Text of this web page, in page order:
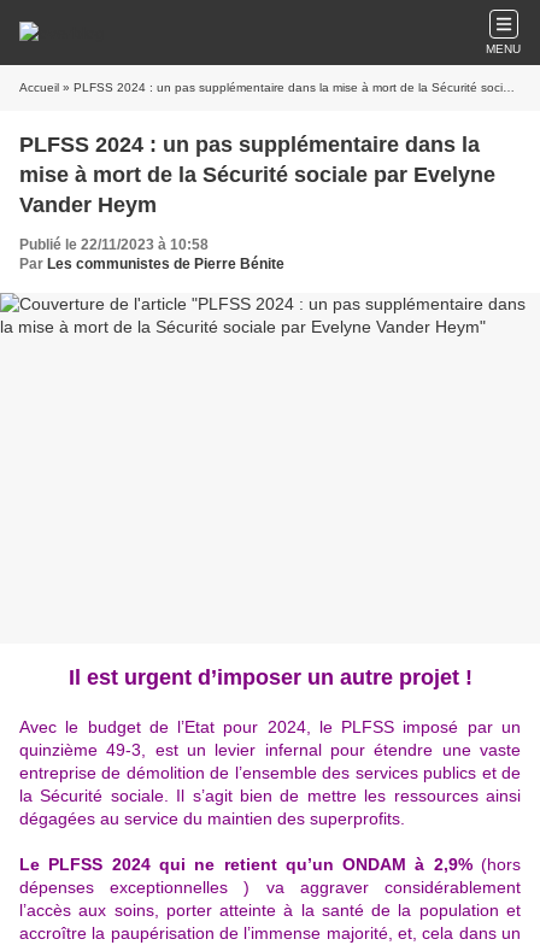
MENU
Accueil » PLFSS 2024 : un pas supplémentaire dans la mise à mort de la Sécurité sociale par Evelyne Vander Heym
PLFSS 2024 : un pas supplémentaire dans la
mise à mort de la Sécurité sociale par Evelyne
Vander Heym
Publié le 22/11/2023 à 10:58
Par Les communistes de Pierre Bénite
Il est urgent d’imposer un autre projet !
Avec le budget de l’Etat pour 2024, le PLFSS imposé par un
quinzième 49-3, est un levier infernal pour étendre une vaste
entreprise de démolition de l’ensemble des services publics et de
la Sécurité sociale. Il s’agit bien de mettre les ressources ainsi
dégagées au service du maintien des superprofits.
Le PLFSS 2024 qui ne retient qu’un ONDAM à 2,9%(hors
dépenses exceptionnelles ) va aggraver considérablement
l’accès aux soins, porter atteinte à la santé de la population et
accroître la paupérisation de l’immense majorité, et, cela dans un